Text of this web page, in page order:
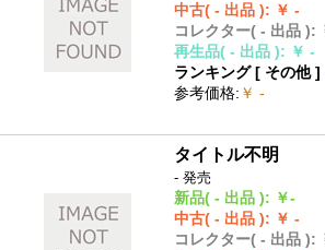
中古( - 出品 ): ￥ -
コレクター( - 出品 ):
再生品( - 出品 ): ￥ -
ランキング [ その他]
参考価格: ￥ -
タイトル不明
- 発売
新品( - 出品 ): ￥-
中古( - 出品 ): ￥ -
コレクター( - 出品 ):